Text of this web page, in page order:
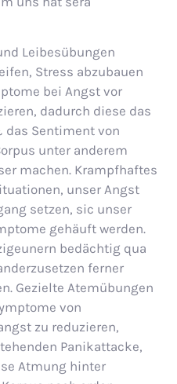
Leibesübungen
Stress abzubauen
bei Angst vor
dadurch diese das
Sentiment von
unter anderem
machen. Krampfhaftes
unser Angst
setzen, sic unser
gehäuft werden.
bedächtig qua
ferner
Gezielte Atemübungen
von
zu reduzieren,
Panikattacke,
Atmung hinter